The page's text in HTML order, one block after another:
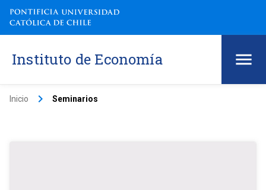
Instituto de Economía
Inicio keyboard_arrow_right Seminarios